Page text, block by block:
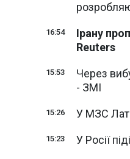
16:54
Ірану
Reuters
15:53
Через
- ЗМІ
15:26 У МЗС
15:23 У Росії